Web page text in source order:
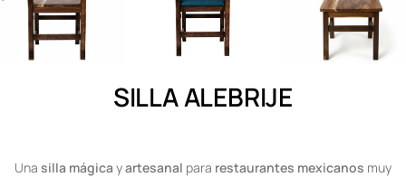
SILLA ALEBRIJE
Una silla mágica yartesanal para restaurantes mexicanos muy